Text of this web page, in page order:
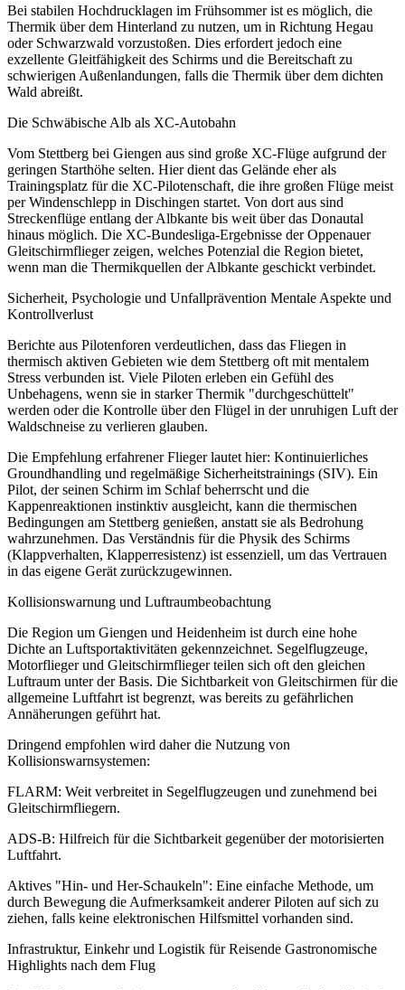
Bei stabilen Hochdrucklagen im Frühsommer ist es möglich, die
Thermik über dem Hinterland zu nutzen, um in Richtung Hegau
oder Schwarzwald vorzustoßen. Dies erfordert jedoch eine
exzellente Gleitfähigkeit des Schirms und die Bereitschaft zu
schwierigen Außenlandungen, falls die Thermik über dem dichten
Wald abreißt.
Die Schwäbische Alb als XC-Autobahn
Vom Stettberg bei Giengen aus sind große XC-Flüge aufgrund der
geringen Starthöhe selten. Hier dient das Gelände eher als
Trainingsplatz für die XC-Pilotenschaft, die ihre großen Flüge meist
per Windenschlepp in Dischingen startet. Von dort aus sind
Streckenflüge entlang der Albkante bis weit über das Donautal
hinaus möglich. Die XC-Bundesliga-Ergebnisse der Oppenauer
Gleitschirmflieger zeigen, welches Potenzial die Region bietet,
wenn man die Thermikquellen der Albkante geschickt verbindet.
Sicherheit, Psychologie und Unfallprävention Mentale Aspekte und
Kontrollverlust
Berichte aus Pilotenforen verdeutlichen, dass das Fliegen in
thermisch aktiven Gebieten wie dem Stettberg oft mit mentalem
Stress verbunden ist. Viele Piloten erleben ein Gefühl des
Unbehagens, wenn sie in starker Thermik "durchgeschüttelt"
werden oder die Kontrolle über den Flügel in der unruhigen Luft der
Waldschneise zu verlieren glauben.
Die Empfehlung erfahrener Flieger lautet hier: Kontinuierliches
Groundhandling und regelmäßige Sicherheitstrainings (SIV). Ein
Pilot, der seinen Schirm im Schlaf beherrscht und die
Kappenreaktionen instinktiv ausgleicht, kann die thermischen
Bedingungen am Stettberg genießen, anstatt sie als Bedrohung
wahrzunehmen. Das Verständnis für die Physik des Schirms
(Klappverhalten, Klapperresistenz) ist essenziell, um das Vertrauen
in das eigene Gerät zurückzugewinnen.
Kollisionswarnung und Luftraumbeobachtung
Die Region um Giengen und Heidenheim ist durch eine hohe
Dichte an Luftsportaktivitäten gekennzeichnet. Segelflugzeuge,
Motorflieger und Gleitschirmflieger teilen sich oft den gleichen
Luftraum unter der Basis. Die Sichtbarkeit von Gleitschirmen für die
allgemeine Luftfahrt ist begrenzt, was bereits zu gefährlichen
Annäherungen geführt hat.
Dringend empfohlen wird daher die Nutzung von
Kollisionswarnsystemen:
FLARM: Weit verbreitet in Segelflugzeugen und zunehmend bei
Gleitschirmfliegern.
ADS-B: Hilfreich für die Sichtbarkeit gegenüber der motorisierten
Luftfahrt.
Aktives "Hin- und Her-Schaukeln": Eine einfache Methode, um
durch Bewegung die Aufmerksamkeit anderer Piloten auf sich zu
ziehen, falls keine elektronischen Hilfsmittel vorhanden sind.
Infrastruktur, Einkehr und Logistik für Reisende Gastronomische
Highlights nach dem Flug